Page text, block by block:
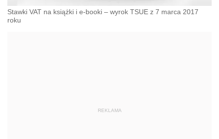
Stawki VAT na książki i e-booki – wyrok TSUE z 7 marca 2017
roku